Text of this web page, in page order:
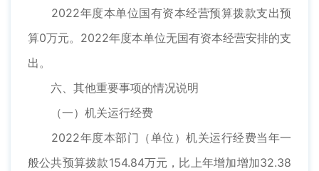
2022年度本单位国有资本经营预算拨款支出预
算0万元。2022年度本单位无国有资本经营安排的支
出。
六、其他重要事项的情况说明
（一）机关运行经费
2022年度本部门（单位）机关运行经费当年一
般公共预算拨款154.84万元，比上年增加增加32.38